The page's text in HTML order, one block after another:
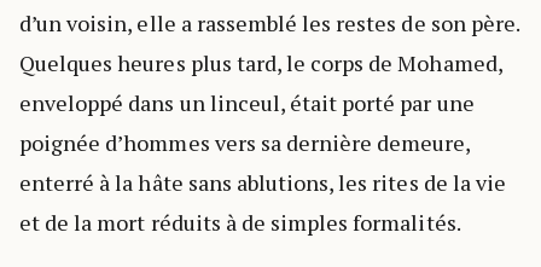
d’un voisin, elle a rassemblé les restes de son père.
Quelques heures plus tard, le corps de Mohamed,
enveloppé dans un linceul, était porté par une
poignée d’hommes vers sa dernière demeure,
enterré à la hâte sans ablutions, les rites de la vie
et de la mort réduits à de simples formalités.